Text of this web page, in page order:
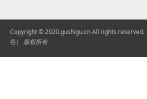
Copyright © 2020.gushigu.cn All rights reserved.
谷）
版权所有